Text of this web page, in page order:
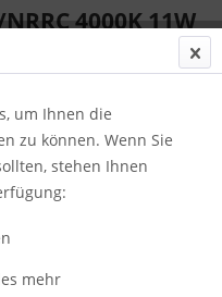
4000K 11W
um Ihnen die
zu können. Wenn Sie
stehen Ihnen
mehr